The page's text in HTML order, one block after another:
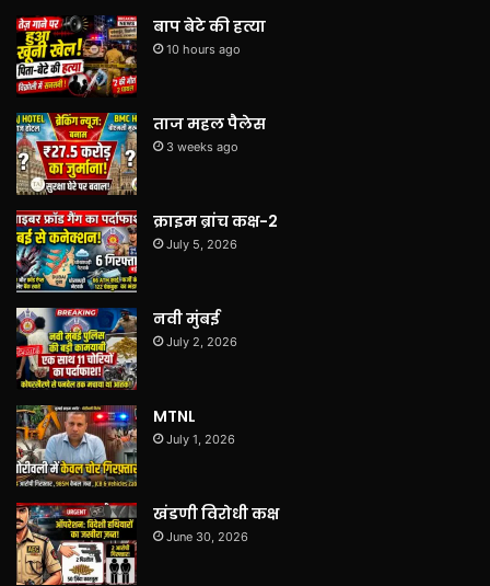
बाप बेटे की हत्या
10 hours ago
ताज महल पैलेस
3 weeks ago
क्राइम ब्रांच कक्ष-2
July 5, 2026
नवी मुंबई
July 2, 2026
MTNL
July 1, 2026
खंडणी विरोधी कक्ष
June 30, 2026